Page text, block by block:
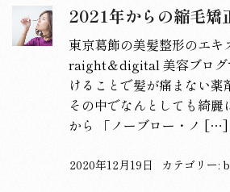
2021年からの縮毛矯
東京葛飾の美髪整形のエ
raight＆digital 美容ブログ
けることで髪が痛まない薬
その中でなんとしても綺麗
から 「ノーブロー・ノ […]
2020年12月19日 カテゴリー: